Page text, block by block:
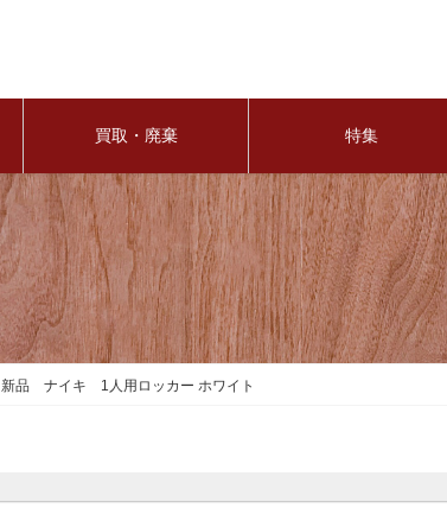
買取・廃棄 特集
新品 ナイキ 1人用ロッカー ホワイト